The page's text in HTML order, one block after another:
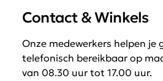
Contact & Winkels
Onze medewerkers helpen je
telefonisch bereikbaar op
van 08.30 uur tot 17.00 uur.